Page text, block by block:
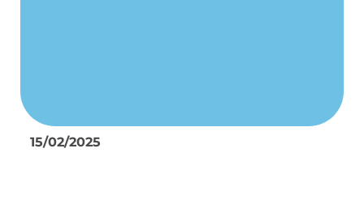
15/02/2025